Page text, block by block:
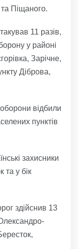
та Піщаного.
11 разів,
у районі
Зарічне,
Діброва,
відбили
пунктів
захисники
та у бік
здійснив 13